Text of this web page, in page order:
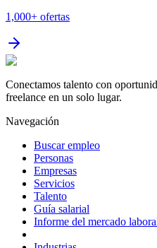
1,000+ ofertas
Conectamos talento con
freelance en un solo lugar.
Navegación
Buscar empleo
Personas
Empresas
Servicios
Talento
Guía salarial
Informe del mercado